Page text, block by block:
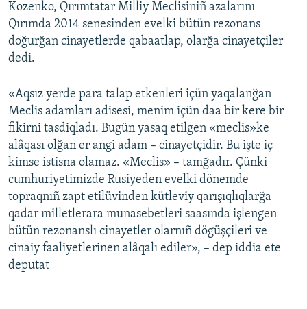
Kozenko, Qırımtatar Milliy Meclisiniñ azalarını
Qırımda 2014 senesinden evelki bütün rezonans
doğurğan cinayetlerde qabaatlap, olarğa cinayetçiler
dedi.
«Aqsız yerde para talap etkenleri içün yaqalanğan
Meclis adamları adisesi, menim içün daa bir kere bir
fikirni tasdiqladı. Bugün yasaq etilgen «meclis»ke
alâqası olğan er angi adam – cinayetçidir. Bu işte iç
kimse istisna olamaz. «Meclis» – tamğadır. Çünki
cumhuriyetimizde Rusiyeden evelki dönemde
topraqnıñ zapt etilüvinden kütleviy qarışıqlıqlarğa
qadar milletlerara munasebetleri saasında işlengen
bütün rezonanslı cinayetler olarnıñ dögüşçileri ve
cinaiy faaliyetlerinen alâqalı ediler», – dep iddia ete
deputat